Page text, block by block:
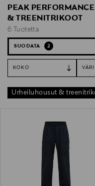
PEAK
& TREENITRIKOOT
6 Tuotetta
SUODATA 2
KOKO VÄRI
Urheiluhousut &